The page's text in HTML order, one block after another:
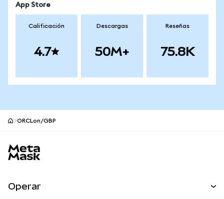
App Store
Calificación
4.7
Descargas
50M+
Reseñas
75.8K
ORCLon/GBP
Operar